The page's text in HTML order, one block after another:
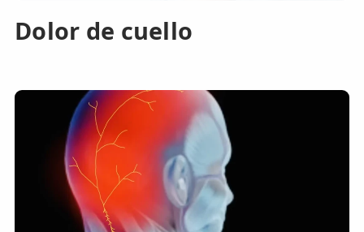
Dolor de cuello